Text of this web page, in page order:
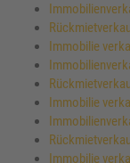
Immobilie
Immobilie
Immobilie